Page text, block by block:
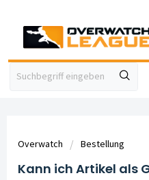
Overwatch Bestellung
Kann ich Artikel als